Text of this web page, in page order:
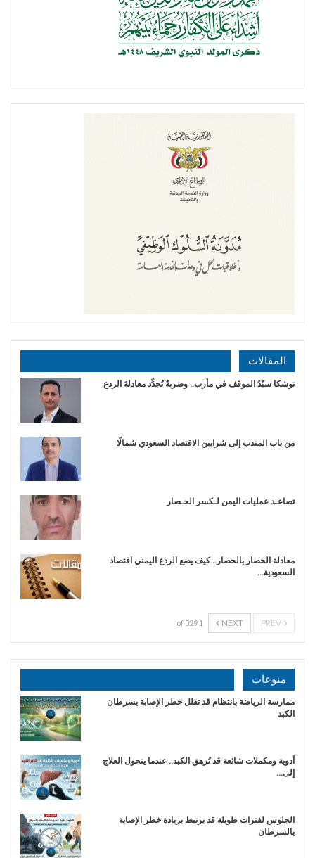
المقالات
توشكا سيّدُ الموقف في مأرب.. وضربةٌ تُجدِّد معادلةَ الردع
من باب المندب إلى شرايين الاقتصاد السعودي شمالًا
تصاعـد عمليات اليمن لـكسر الحـصار
معادلة الحصار بالحصار.. كيف يضع الردع اليمني اقتصاد
السعودية…
NEXT
1 of 529
منوعات
ممارسة الرياضة بانتظام قد تقلل خطر الإصابة بسرطان
الكبد
أدوية ومكملات شائعة قد تُرهق الكبد.. عندما يتحول العلاج
إلى…
الجلوس لفترات طويلة قد يرتبط بزيادة خطر الإصابة
بالسرطان